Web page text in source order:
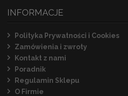
INFORMACJE
Polityka Prywatności i Cookies
Zamówienia i zwroty
Kontakt z nami
Poradnik
Regulamin Sklepu
O Firmie